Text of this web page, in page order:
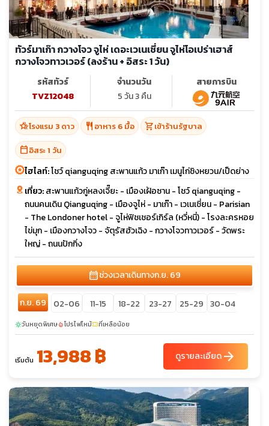
ทัวร์มาเก๊า กวางโจว จูไห่ เดอะเวเนเชี่ยน จูไห่โอเปร่าเฮาส์
กวางโจวทาวเวอร์ (ลงร้าน + อิสระ 1 วัน)
รหัสทัวร์
TVZ12048
จำนวนวัน
5 วัน 3 คืน
สายการบิน
hotel_classโรงแรม 3 ดาว restaurant อาหาร 6 มื้อ shopping_cartเข้าร้านรัฐบาล
calendar_todayอิสระ 1 วัน
ไฮไลท์:โชว์ qianguqing สะพานแก้ว มาเก๊า เมนูไก่ชิงหยวน/เป็ดย่าง
เที่ยว:สะพานแก้วกู่หลงเจี๊ยะ - เมืองเฝ้อซาน - โชว์ qianguqing -
ถนนคนเดิน Qianguqing - เมืองจูไห่ - มาเก๊า - เวเนเชี่ยน - Parisian
- The Londoner hotel - จูไห่ฟิชเชอร์เกิร์ล (หวี่หนี่) - โรงละครหอย
ไข่มุก - เมืองกวางโจว - จัตุรัสฮัวเฉิง - กวางโจวทาวเวอร์ - วัดพระ
ใหญ่ - ถนนปักกิ่ง
calendar_monthช่วงเวลาเดินทางก.ย. 69
ก.ย. 69 02-06 11-15 18-22 23-27 25-29 30-04
sunnyวันหยุดพิเศษlocal_fire_departmentโปรไฟไหม้confirmation_numberที่เหลือน้อย
เริ่มต้น 13,988 ฿ ดูรายละเอียดarrow_forward